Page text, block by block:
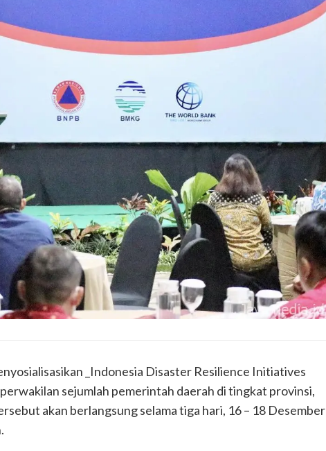
_Indonesia Disaster Resilience Initiatives
sejumlah pemerintah daerah di tingkat provinsi,
akan berlangsung selama tiga hari, 16 – 18 Desember